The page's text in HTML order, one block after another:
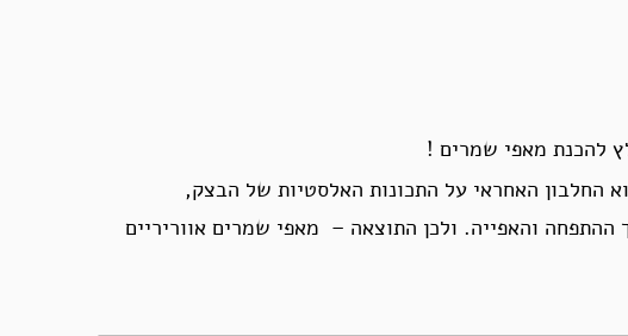
להכנת מאפי שמרים !
החלבון האחראי על התכונות האלסטיות של הבצק,
והאפייה. ולכן התוצאה – מאפי שמרים אווריריים